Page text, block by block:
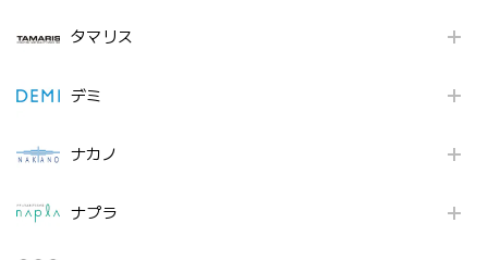
タマリス
デミ
ナカノ
ナプラ